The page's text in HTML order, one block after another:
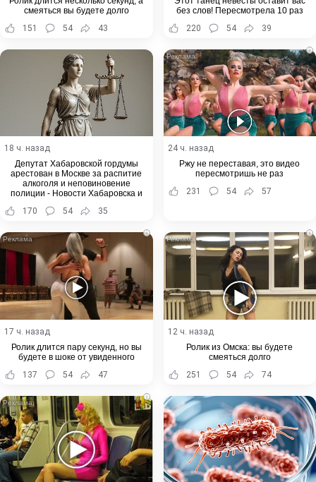
смеяться вы будете долго
151
54 43
без слов! Пересмотрела 10 раз
220
54 39
18 ч. назад
Депутат Хабаровской гордумы
арестован в Москве за распитие
алкоголя и неповиновение
полиции - Новости Хабаровска и
170 54 35
i
24 ч. назад
Ржу не переставая, это видео
пересмотришь не раз
231
54 57
i
17 ч. назад
Ролик длится пару секунд, но вы
будете в шоке от увиденного
137
54 47
i
12 ч. назад
Ролик из Омска: вы будете
смеяться долго
251
54 74
i